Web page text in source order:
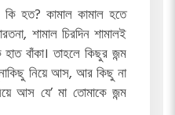
কি হত? কামাল কামাল হতে
শামাল চিরদিন শামালই
বাঁকা। তাহলে কিছুর জন্ম
নিয়ে আস, আর কিছু না
আস যে’ মা তোমাকে জন্ম